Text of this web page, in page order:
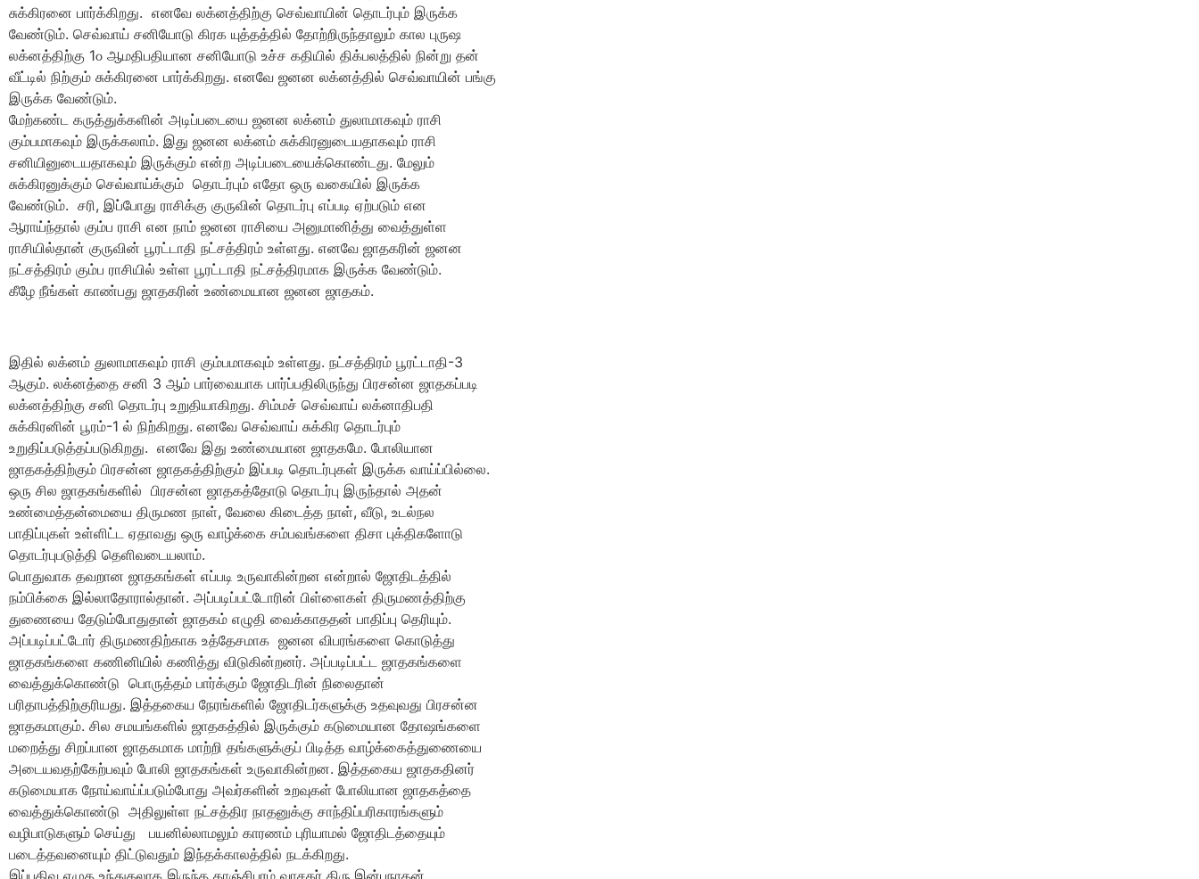
சுக்கிரனை பார்க்கிறது. எனவே லக்னத்திற்கு செவ்வாயின் தொடர்பும் இருக்க
வேண்டும். செவ்வாய் சனியோடு கிரக யுத்தத்தில் தோற்றிருந்தாலும் கால புருஷ
லக்னத்திற்கு 1௦ ஆமதிபதியான சனியோடு உச்ச கதியில் திக்பலத்தில் நின்று தன்
வீட்டில் நிற்கும் சுக்கிரனை பார்க்கிறது. எனவே ஜனன லக்னத்தில் செவ்வாயின் பங்கு
இருக்க வேண்டும்.
மேற்கண்ட கருத்துக்களின் அடிப்படையை ஜனன லக்னம் துலாமாகவும் ராசி
கும்பமாகவும் இருக்கலாம். இது ஜனன லக்னம் சுக்கிரனுடையதாகவும் ராசி
சனியினுடையதாகவும் இருக்கும் என்ற அடிப்படையைக்கொண்டது. மேலும்
சுக்கிரனுக்கும் செவ்வாய்க்கும் தொடர்பும் எதோ ஒரு வகையில் இருக்க
வேண்டும். சரி, இப்போது ராசிக்கு குருவின் தொடர்பு எப்படி ஏற்படும் என
ஆராய்ந்தால் கும்ப ராசி என நாம் ஜனன ராசியை அனுமானித்து வைத்துள்ள
ராசியில்தான் குருவின் பூரட்டாதி நட்சத்திரம் உள்ளது. எனவே ஜாதகரின் ஜனன
நட்சத்திரம் கும்ப ராசியில் உள்ள பூரட்டாதி நட்சத்திரமாக இருக்க வேண்டும்.
கீழே நீங்கள் காண்பது ஜாதகரின் உண்மையான ஜனன ஜாதகம்.
இதில் லக்னம் துலாமாகவும் ராசி கும்பமாகவும் உள்ளது. நட்சத்திரம் பூரட்டாதி-3
ஆகும். லக்னத்தை சனி 3 ஆம் பார்வையாக பார்ப்பதிலிருந்து பிரசன்ன ஜாதகப்படி
லக்னத்திற்கு சனி தொடர்பு உறுதியாகிறது. சிம்மச் செவ்வாய் லக்னாதிபதி
சுக்கிரனின் பூரம்-1 ல் நிற்கிறது. எனவே செவ்வாய் சுக்கிர தொடர்பும்
உறுதிப்படுத்தப்படுகிறது. எனவே இது உண்மையான ஜாதகமே. போலியான
ஜாதகத்திற்கும் பிரசன்ன ஜாதகத்திற்கும் இப்படி தொடர்புகள் இருக்க வாய்ப்பில்லை.
ஒரு சில ஜாதகங்களில் பிரசன்ன ஜாதகத்தோடு தொடர்பு இருந்தால் அதன்
உண்மைத்தன்மையை திருமண நாள், வேலை கிடைத்த நாள், வீடு, உடல்நல
பாதிப்புகள் உள்ளிட்ட ஏதாவது ஒரு வாழ்க்கை சம்பவங்களை திசா புக்திகளோடு
தொடர்புபடுத்தி தெளிவடையலாம்.
பொதுவாக தவறான ஜாதகங்கள் எப்படி உருவாகின்றன என்றால் ஜோதிடத்தில்
நம்பிக்கை இல்லாதோரால்தான். அப்படிப்பட்டோரின் பிள்ளைகள் திருமணத்திற்கு
துணையை தேடும்போதுதான் ஜாதகம் எழுதி வைக்காததன் பாதிப்பு தெரியும்.
அப்படிப்பட்டோர் திருமணதிற்காக உத்தேசமாக ஜனன விபரங்களை கொடுத்து
ஜாதகங்களை கணினியில் கணித்து விடுகின்றனர். அப்படிப்பட்ட ஜாதகங்களை
வைத்துக்கொண்டு பொருத்தம் பார்க்கும் ஜோதிடரின் நிலைதான்
பரிதாபத்திற்குரியது. இத்தகைய நேரங்களில் ஜோதிடர்களுக்கு உதவுவது பிரசன்ன
ஜாதகமாகும். சில சமயங்களில் ஜாதகத்தில் இருக்கும் கடுமையான தோஷங்களை
மறைத்து சிறப்பான ஜாதகமாக மாற்றி தங்களுக்குப் பிடித்த வாழ்க்கைத்துணையை
அடையவதற்கேற்பவும் போலி ஜாதகங்கள் உருவாகின்றன. இத்தகைய ஜாதகதினர்
கடுமையாக நோய்வாய்ப்படும்போது அவர்களின் உறவுகள் போலியான ஜாதகத்தை
வைத்துக்கொண்டு அதிலுள்ள நட்சத்திர நாதனுக்கு சாந்திப்பரிகாரங்களும்
வழிபாடுகளும் செய்து பயனில்லாமலும் காரணம் புரியாமல் ஜோதிடத்தையும்
படைத்தவனையும் திட்டுவதும் இந்தக்காலத்தில் நடக்கிறது.
இப்பதிவு எழுத உந்துதலாக இருந்த காஞ்சிபுரம் வாசகர் திரு.இன்பநாதன்